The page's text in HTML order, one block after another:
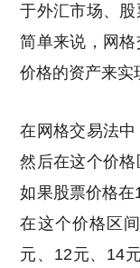
于外汇市场、股
简单来说，网
价格的资产来实
在网格交易法中
然后在这个价格
如果股票价格
在这个价格区
元、12元、14